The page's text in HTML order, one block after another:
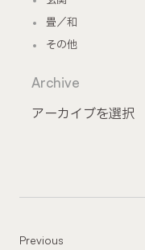
畳／和
その他
Archive
Previous